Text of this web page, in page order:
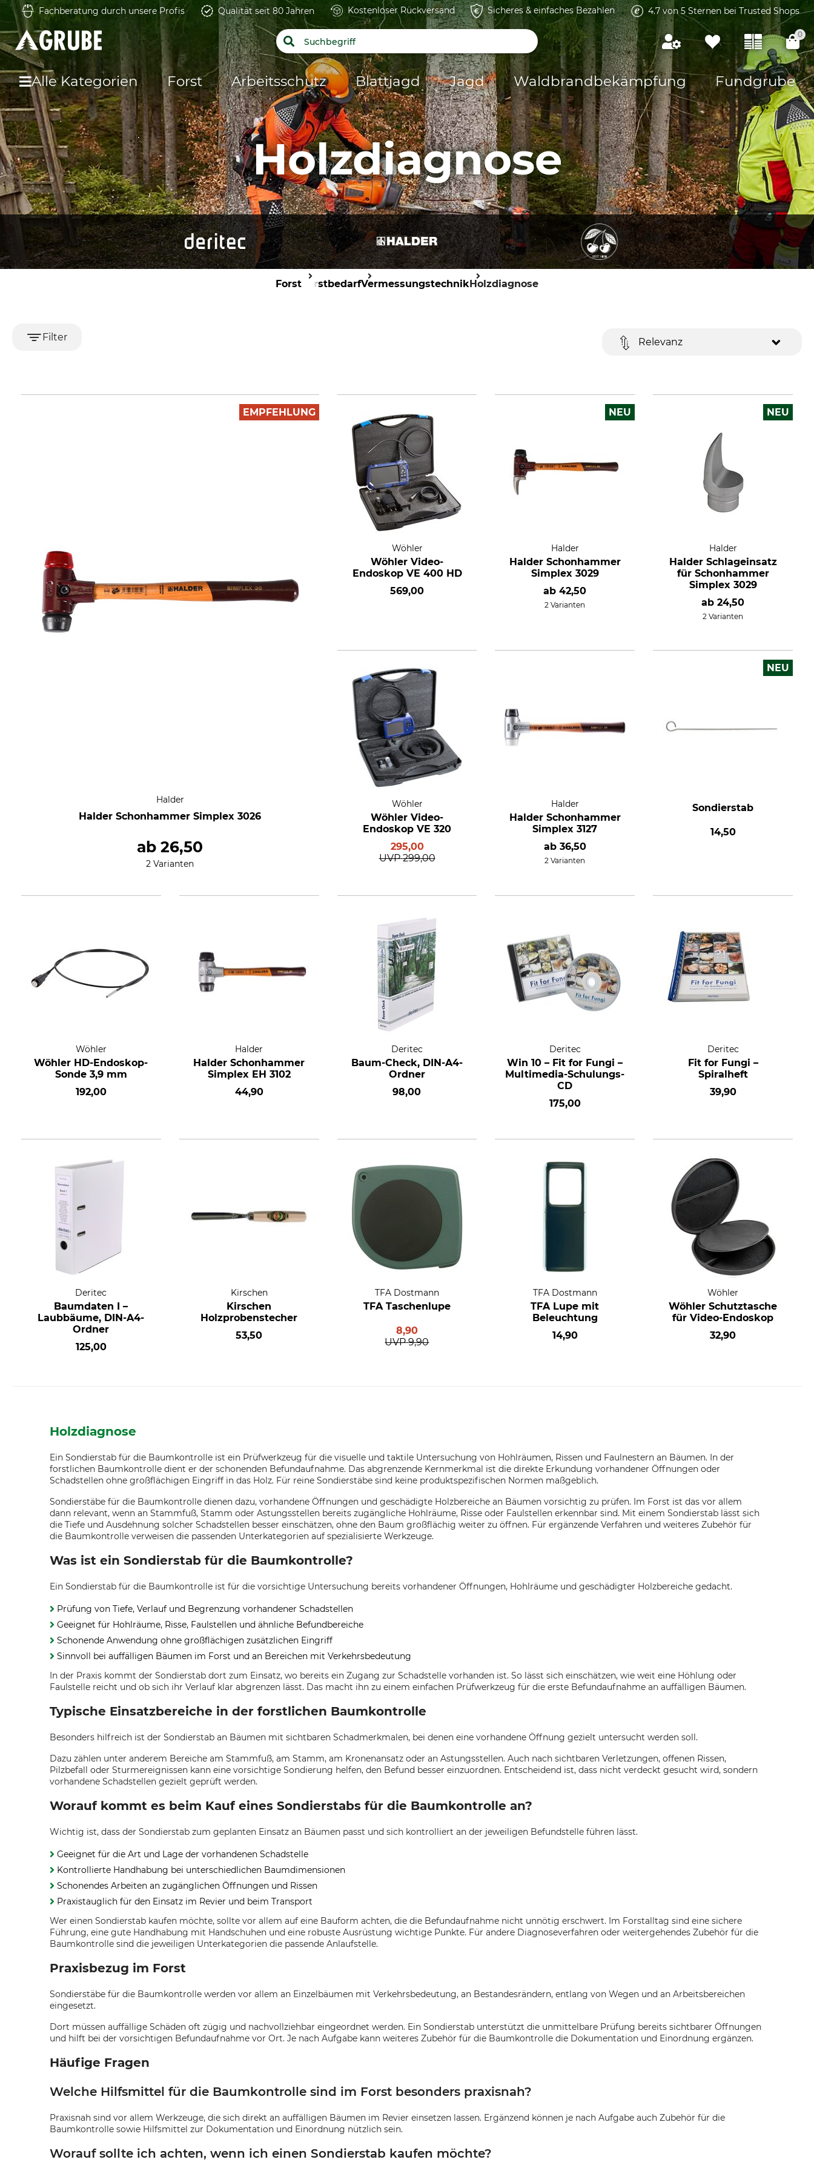
Fachberatung durch unsere Profis Qualität seit 80 Jahren Kostenloser Rückversand Sicheres & einfaches Bezahlen 4.7 von 5 Sternen bei Trusted Shops
0
Alle Kategorien Forst Arbeitsschutz Blattjagd Jagd Waldbrandbekämpfung Fundgrube
Holzdiagnose
Forst ForstbedarfVermessungstechnikHolzdiagnose
Filter Relevanz
EMPFEHLUNG
Halder
Halder Schonhammer Simplex 3026
ab26,50
2 Varianten
Wöhler
Wöhler Video-
Endoskop VE 400 HD
569,00
NEU
Halder
Halder Schonhammer
Simplex 3029
ab42,50
2 Varianten
NEU
Halder
Halder Schlageinsatz
für Schonhammer
Simplex 3029
ab24,50
2 Varianten
Wöhler
Wöhler Video-
Endoskop VE 320
295,00
UVP 299,00
Halder
Halder Schonhammer
Simplex 3127
ab 36,50
2 Varianten
NEU
Sondierstab
14,50
Wöhler
Wöhler HD-Endoskop-
Sonde 3,9 mm
192,00
Halder
Halder Schonhammer
Simplex EH 3102
44,90
Deritec
Baum-Check, DIN-A4-
Ordner
98,00
Deritec
Win 10 – Fit for Fungi –
Multimedia-Schulungs-
CD
175,00
Deritec
Fit for Fungi –
Spiralheft
39,90
Deritec
Baumdaten I –
Laubbäume, DIN-A4-
Ordner
125,00
Kirschen
Kirschen
Holzprobenstecher
53,50
TFA Dostmann
TFA Taschenlupe
8,90
UVP 9,90
TFA Dostmann
TFA Lupe mit
Beleuchtung
14,90
Wöhler
Wöhler Schutztasche
für Video-Endoskop
32,90
Holzdiagnose
Ein Sondierstab für die Baumkontrolle ist ein Prüfwerkzeug für die visuelle und taktile Untersuchung von Hohlräumen, Rissen und Faulnestern an Bäumen. In der
forstlichen Baumkontrolle dient er der schonenden Befundaufnahme. Das abgrenzende Kernmerkmal ist die direkte Erkundung vorhandener Öffnungen oder
Schadstellen ohne großflächigen Eingriff in das Holz. Für reine Sondierstäbe sind keine produktspezifischen Normen maßgeblich.
Sondierstäbe für die Baumkontrolle dienen dazu, vorhandene Öffnungen und geschädigte Holzbereiche an Bäumen vorsichtig zu prüfen. Im Forst ist das vor allem
dann relevant, wenn an Stammfuß, Stamm oder Astungsstellen bereits zugängliche Hohlräume, Risse oder Faulstellen erkennbar sind. Mit einem Sondierstab lässt sich
die Tiefe und Ausdehnung solcher Schadstellen besser einschätzen, ohne den Baum großflächig weiter zu öffnen. Für ergänzende Verfahren und weiteres Zubehör für
die Baumkontrolle verweisen die passenden Unterkategorien auf spezialisierte Werkzeuge.
Was ist ein Sondierstab für die Baumkontrolle?
Ein Sondierstab für die Baumkontrolle ist für die vorsichtige Untersuchung bereits vorhandener Öffnungen, Hohlräume und geschädigter Holzbereiche gedacht.
Prüfung von Tiefe, Verlauf und Begrenzung vorhandener Schadstellen
Geeignet für Hohlräume, Risse, Faulstellen und ähnliche Befundbereiche
Schonende Anwendung ohne großflächigen zusätzlichen Eingriff
Sinnvoll bei auffälligen Bäumen im Forst und an Bereichen mit Verkehrsbedeutung
In der Praxis kommt der Sondierstab dort zum Einsatz, wo bereits ein Zugang zur Schadstelle vorhanden ist. So lässt sich einschätzen, wie weit eine Höhlung oder
Faulstelle reicht und ob sich ihr Verlauf klar abgrenzen lässt. Das macht ihn zu einem einfachen Prüfwerkzeug für die erste Befundaufnahme an auffälligen Bäumen.
Typische Einsatzbereiche in der forstlichen Baumkontrolle
Besonders hilfreich ist der Sondierstab an Bäumen mit sichtbaren Schadmerkmalen, bei denen eine vorhandene Öffnung gezielt untersucht werden soll.
Dazu zählen unter anderem Bereiche am Stammfuß, am Stamm, am Kronenansatz oder an Astungsstellen. Auch nach sichtbaren Verletzungen, offenen Rissen,
Pilzbefall oder Sturmereignissen kann eine vorsichtige Sondierung helfen, den Befund besser einzuordnen. Entscheidend ist, dass nicht verdeckt gesucht wird, sondern
vorhandene Schadstellen gezielt geprüft werden.
Worauf kommt es beim Kauf eines Sondierstabs für die Baumkontrolle an?
Wichtig ist, dass der Sondierstab zum geplanten Einsatz an Bäumen passt und sich kontrolliert an der jeweiligen Befundstelle führen lässt.
Geeignet für die Art und Lage der vorhandenen Schadstelle
Kontrollierte Handhabung bei unterschiedlichen Baumdimensionen
Schonendes Arbeiten an zugänglichen Öffnungen und Rissen
Praxistauglich für den Einsatz im Revier und beim Transport
Wer einen Sondierstab kaufen möchte, sollte vor allem auf eine Bauform achten, die die Befundaufnahme nicht unnötig erschwert. Im Forstalltag sind eine sichere
Führung, eine gute Handhabung mit Handschuhen und eine robuste Ausrüstung wichtige Punkte. Für andere Diagnoseverfahren oder weitergehendes Zubehör für die
Baumkontrolle sind die jeweiligen Unterkategorien die passende Anlaufstelle.
Praxisbezug im Forst
Sondierstäbe für die Baumkontrolle werden vor allem an Einzelbäumen mit Verkehrsbedeutung, an Bestandesrändern, entlang von Wegen und an Arbeitsbereichen
eingesetzt.
Dort müssen auffällige Schäden oft zügig und nachvollziehbar eingeordnet werden. Ein Sondierstab unterstützt die unmittelbare Prüfung bereits sichtbarer Öffnungen
und hilft bei der vorsichtigen Befundaufnahme vor Ort. Je nach Aufgabe kann weiteres Zubehör für die Baumkontrolle die Dokumentation und Einordnung ergänzen.
Häufige Fragen
Welche Hilfsmittel für die Baumkontrolle sind im Forst besonders praxisnah?
Praxisnah sind vor allem Werkzeuge, die sich direkt an auffälligen Bäumen im Revier einsetzen lassen. Ergänzend können je nach Aufgabe auch Zubehör für die
Baumkontrolle sowie Hilfsmittel zur Dokumentation und Einordnung nützlich sein.
Worauf sollte ich achten, wenn ich einen Sondierstab kaufen möchte?